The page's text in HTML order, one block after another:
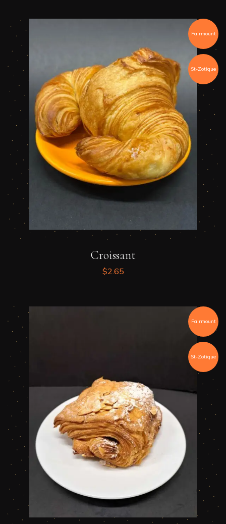
Fairmount
St-Zotique
Croissant
$2.65
Fairmount
St-Zotique